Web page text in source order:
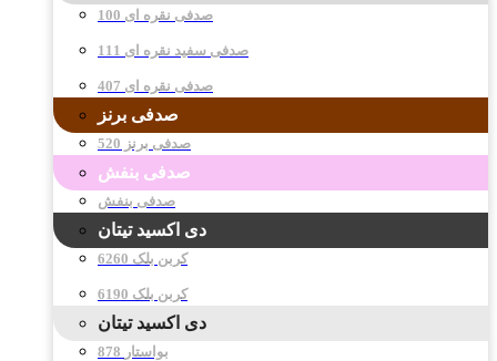
صدفی نقره ای 100
صدفی سفید نقره ای 111
صدفی نقره ای 407
صدفی برنز
صدفی برنز 520
صدفی بنفش
صدفی بنفش
دی اکسید تیتان
کربن بلک 6260
کربن بلک 6190
دی اکسید تیتان
878 بواستار